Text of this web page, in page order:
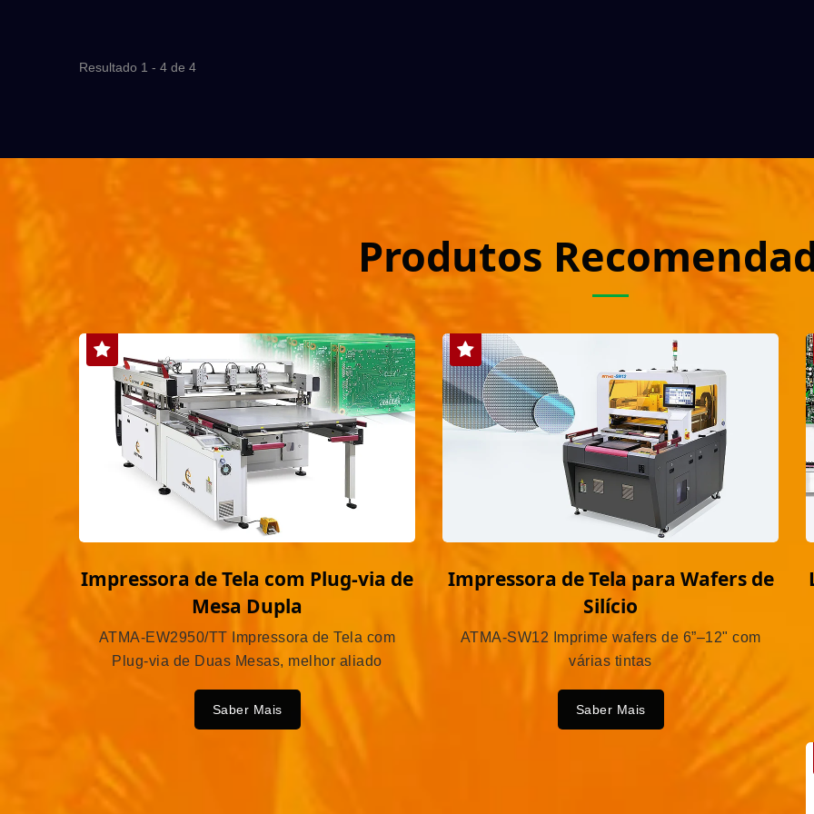
Resultado 1 - 4 de 4
Produtos
Impressora de Tela com Plug-via de
Mesa Dupla
ATMA-EW2950/TT Impressora de Tela com
Plug-via de Duas Mesas, melhor aliado
Saber Mais
Impressora de Tela para Wafers de
Silício
ATMA-SW12 Imprime wafers de 6”–12" com
várias tintas
Saber Mais